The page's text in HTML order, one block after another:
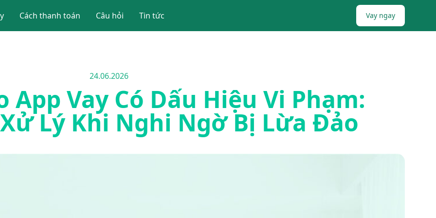
Vay ngay
Cách thanh toán Câu hỏi Tin tức
24.06.2026
App Vay Có Dấu Hiệu Vi Phạm:
Lý Khi Nghi Ngờ Bị Lừa Đảo